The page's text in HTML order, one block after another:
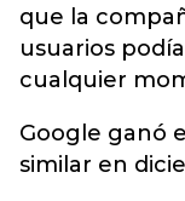
que la
usuarios
cualquier
Google ganó
similar en